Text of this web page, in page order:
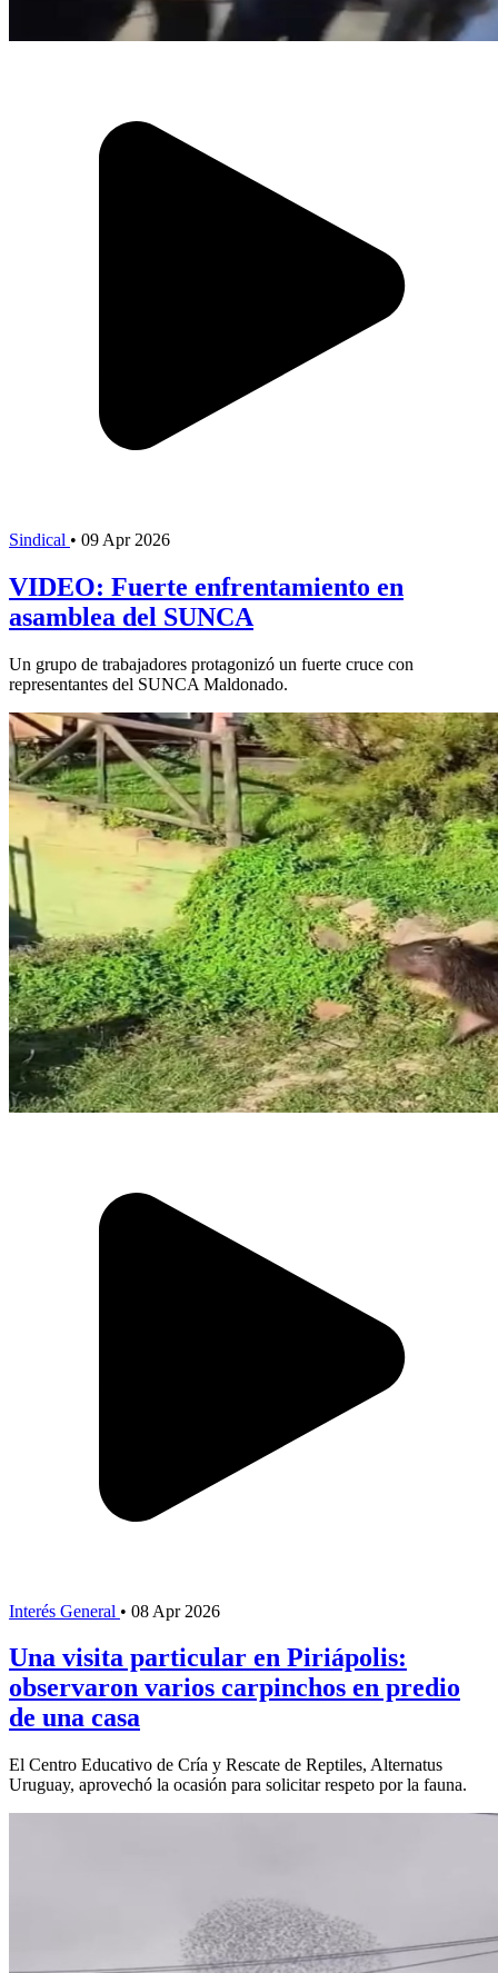
Sindical • 09 Apr 2026
VIDEO: Fuerte enfrentamiento en
asamblea del SUNCA
Un grupo de trabajadores protagonizó un fuerte cruce con
representantes del SUNCA Maldonado.
Interés General • 08 Apr 2026
Una visita particular en Piriápolis:
observaron varios carpinchos en predio
de una casa
El Centro Educativo de Cría y Rescate de Reptiles, Alternatus
Uruguay, aprovechó la ocasión para solicitar respeto por la fauna.